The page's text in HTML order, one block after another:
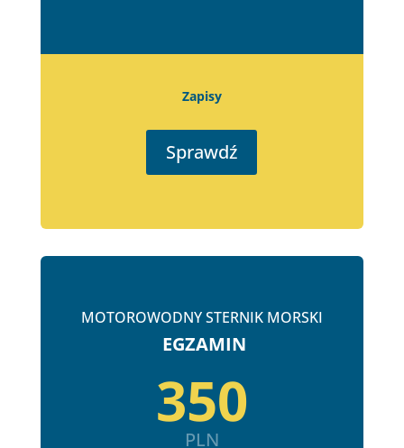
Zapisy
Sprawdź
MOTOROWODNY STERNIK MORSKI
EGZAMIN
350
PLN